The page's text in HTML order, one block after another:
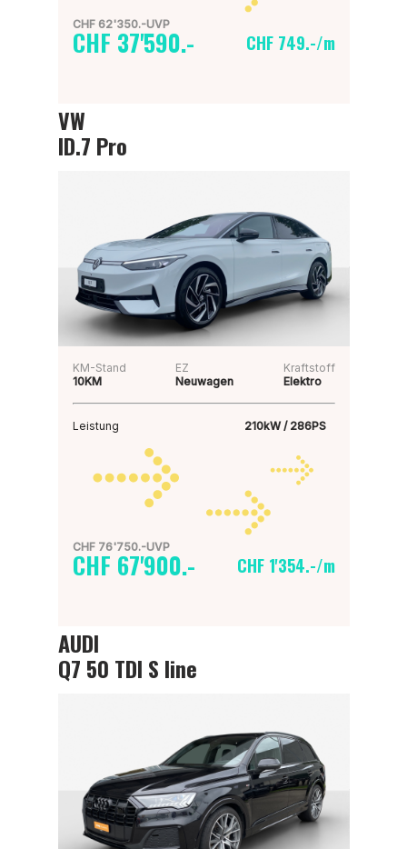
CHF 62'350.-UVP
CHF 37'590.- CHF 749.-/m
VW
ID.7 Pro
KM-Stand
10KM
EZ
Neuwagen
Kraftstoff
Elektro
Leistung 210kW / 286PS
CHF 76'750.-UVP
CHF 67'900.- CHF 1'354.-/m
AUDI
Q7 50 TDI S line